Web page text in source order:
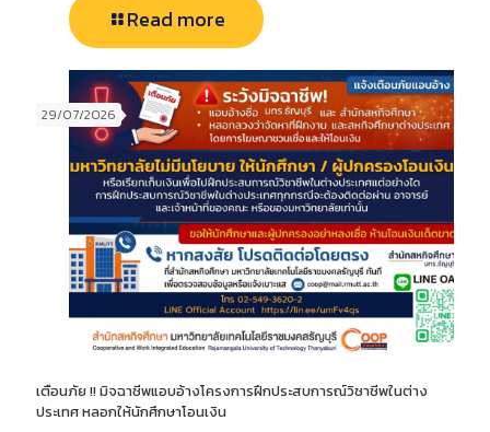
Read more
29/07/2026
เตือนภัย !! มิจฉาชีพแอบอ้างโครงการฝึกประสบการณ์วิชาชีพในต่าง
ประเทศ หลอกให้นักศึกษาโอนเงิน